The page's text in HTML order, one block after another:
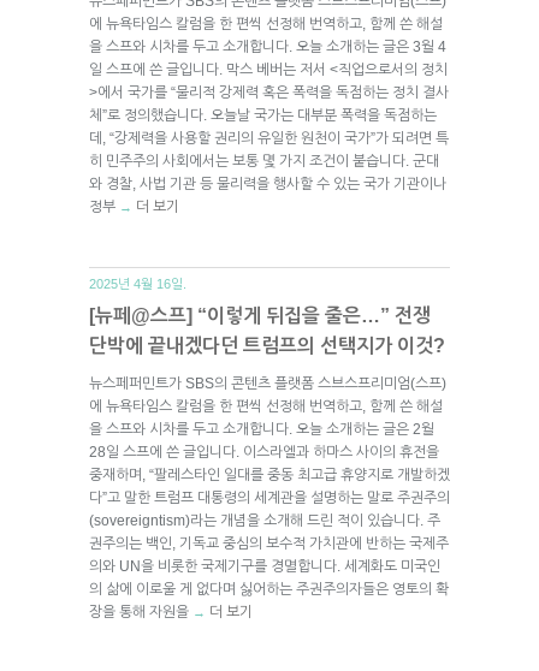
에 뉴욕타임스 칼럼을 한 편씩 선정해 번역하고, 함께 쓴 해설
을 스프와 시차를 두고 소개합니다. 오늘 소개하는 글은 3월 4
일 스프에 쓴 글입니다. 막스 베버는 저서 <직업으로서의 정치
>에서 국가를 “물리적 강제력 혹은 폭력을 독점하는 정치 결사
체”로 정의했습니다. 오늘날 국가는 대부분 폭력을 독점하는
데, “강제력을 사용할 권리의 유일한 원천이 국가”가 되려면 특
히 민주주의 사회에서는 보통 몇 가지 조건이 붙습니다. 군대
와 경찰, 사법 기관 등 물리력을 행사할 수 있는 국가 기관이나
정부 → 더 보기
2025년 4월 16일.
[뉴페@스프] “이렇게 뒤집을 줄은…” 전쟁
단박에 끝내겠다던 트럼프의 선택지가 이것?
뉴스페퍼민트가 SBS의 콘텐츠 플랫폼 스브스프리미엄(스프)
에 뉴욕타임스 칼럼을 한 편씩 선정해 번역하고, 함께 쓴 해설
을 스프와 시차를 두고 소개합니다. 오늘 소개하는 글은 2월
28일 스프에 쓴 글입니다. 이스라엘과 하마스 사이의 휴전을
중재하며, “팔레스타인 일대를 중동 최고급 휴양지로 개발하겠
다”고 말한 트럼프 대통령의 세계관을 설명하는 말로 주권주의
(sovereigntism)라는 개념을 소개해 드린 적이 있습니다. 주
권주의는 백인, 기독교 중심의 보수적 가치관에 반하는 국제주
의와 UN을 비롯한 국제기구를 경멸합니다. 세계화도 미국인
의 삶에 이로울 게 없다며 싫어하는 주권주의자들은 영토의 확
장을 통해 자원을 → 더 보기